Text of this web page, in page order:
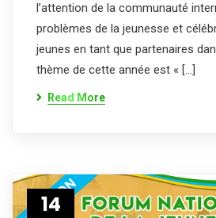
l’attention de la communauté
problèmes de la jeunesse et
jeunes en tant que partenaires
thème de cette année est « […]
Read More
14